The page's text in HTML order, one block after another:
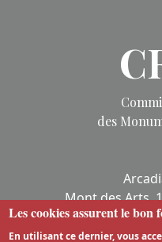
des
Mont des Arts,
+32
Les cookies assurent le bon
En utilisant ce dernier, vous